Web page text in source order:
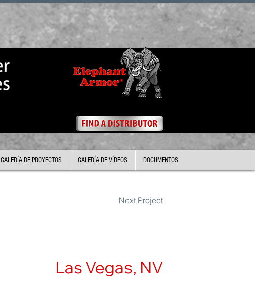
GALERÍA DE PROYECTOS GALERÍA DE VÍDEOS DOCUMENTOS
Next Project
Las Vegas, NV